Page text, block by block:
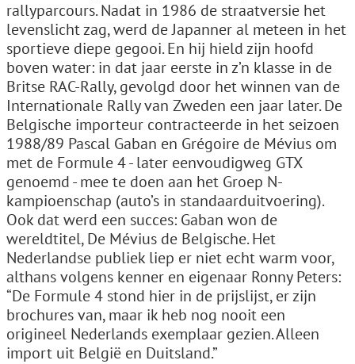
rallyparcours. Nadat in 1986 de straatversie het
levenslicht zag, werd de Japanner al meteen in het
sportieve diepe gegooi. En hij hield zijn hoofd
boven water: in dat jaar eerste in z’n klasse in de
Britse RAC-Rally, gevolgd door het winnen van de
Internationale Rally van Zweden een jaar later. De
Belgische importeur contracteerde in het seizoen
1988/89 Pascal Gaban en Grégoire de Mévius om
met de Formule 4 - later eenvoudigweg GTX
genoemd - mee te doen aan het Groep N-
kampioenschap (auto’s in standaarduitvoering).
Ook dat werd een succes: Gaban won de
wereldtitel, De Mévius de Belgische. Het
Nederlandse publiek liep er niet echt warm voor,
althans volgens kenner en eigenaar Ronny Peters:
“De Formule 4 stond hier in de prijslijst, er zijn
brochures van, maar ik heb nog nooit een
origineel Nederlands exemplaar gezien. Alleen
import uit België en Duitsland.”